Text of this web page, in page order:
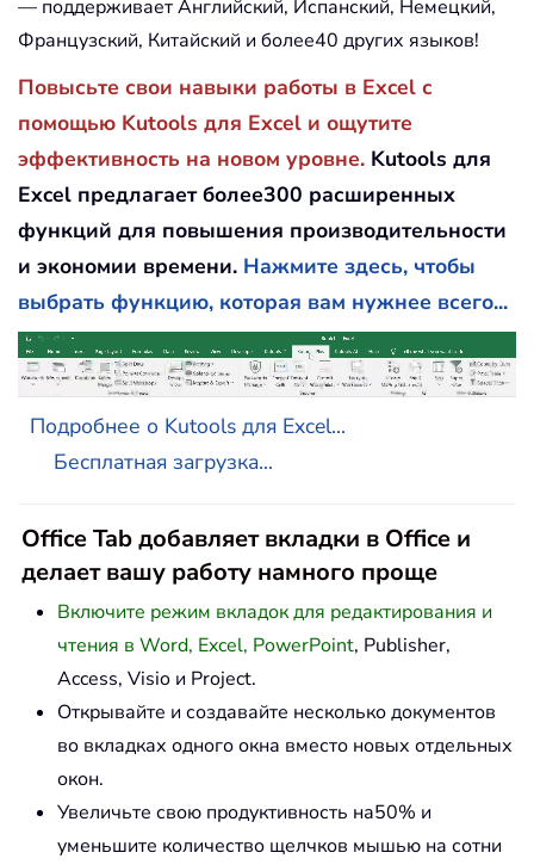
— поддерживает Английский, Испанский, Немецкий,
Французский, Китайский и более40 других языков!
Повысьте свои навыки работы в Excel с
помощью Kutools для Excel и ощутите
эффективность на новом уровне. Kutools для
Excel предлагает более300 расширенных
функций для повышения производительности
и экономии времени. Нажмите здесь, чтобы
выбрать функцию, которая вам нужнее всего...
Подробнее о Kutools для Excel...
Бесплатная загрузка...
Office Tab добавляет вкладки в Office и
делает вашу работу намного проще
Включите режим вкладок для редактирования и
чтения в Word, Excel, PowerPoint, Publisher,
Access, Visio и Project.
Открывайте и создавайте несколько документов
во вкладках одного окна вместо новых отдельных
окон.
Увеличьте свою продуктивность на50% и
уменьшите количество щелчков мышью на сотни